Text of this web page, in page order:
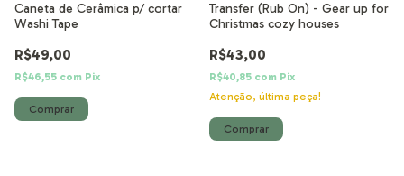
Caneta de Cerâmica p/ cortar
Washi Tape
R$49,00
R$46,55 com Pix
Transfer (Rub On) - Gear up for
Christmas cozy houses
R$43,00
R$40,85 com Pix
Atenção, última peça!